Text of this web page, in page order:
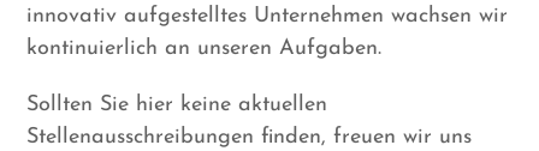
innovativ aufgestelltes Unternehmen wachsen wir
kontinuierlich an unseren Aufgaben.
Sollten Sie hier keine aktuellen
Stellenausschreibungen finden, freuen wir uns